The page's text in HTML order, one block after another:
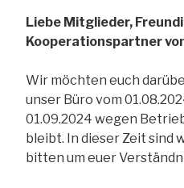
Liebe Mitglieder,
Kooperationspartner
Wir möchten euch
unser Büro vom
01.09.2024 wegen
bleibt. In dieser Zeit sind
bitten um euer